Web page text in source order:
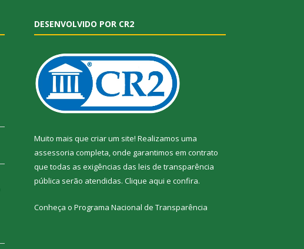
DESENVOLVIDO POR CR2
Muito mais que criar um site! Realizamos uma
assessoria completa, onde garantimos em contrato
que todas as exigências das leis de transparência
pública serão atendidas. Clique aqui e confira.
Conheça o Programa Nacional de Transparência